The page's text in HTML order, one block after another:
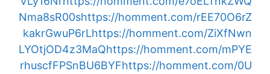
Nma8sR00shttps://homment.com/rEE70O6rZ
kakrGwuP6rLhttps://homment.com/ZiXfNwn
LYOtjOD4z3MaQhttps://homment.com/mPYE
rhuscfFPSnBU6BYFhttps://homment.com/0U